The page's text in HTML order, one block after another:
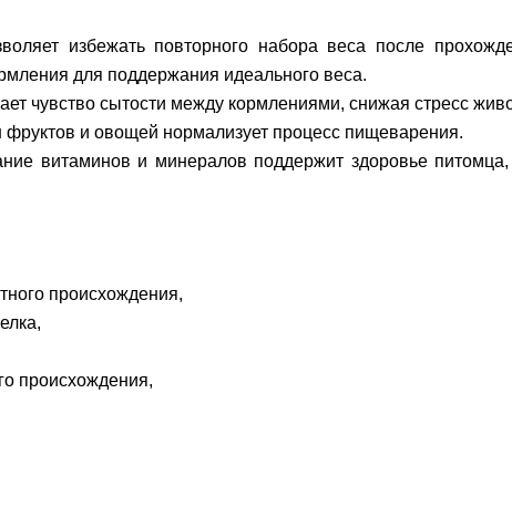
избежать повторного набора веса после
для поддержания идеального веса.
чувство сытости между кормлениями, снижая стресс
фруктов и овощей нормализует процесс пищеварения.
витаминов и минералов поддержит здоровье
происхождения,
происхождения,